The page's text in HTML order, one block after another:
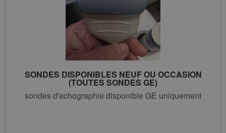
SONDES DISPONIBLES NEUF OU OCCASION
(TOUTES SONDES GE)
sondes d'echographie disponible GE uniquement